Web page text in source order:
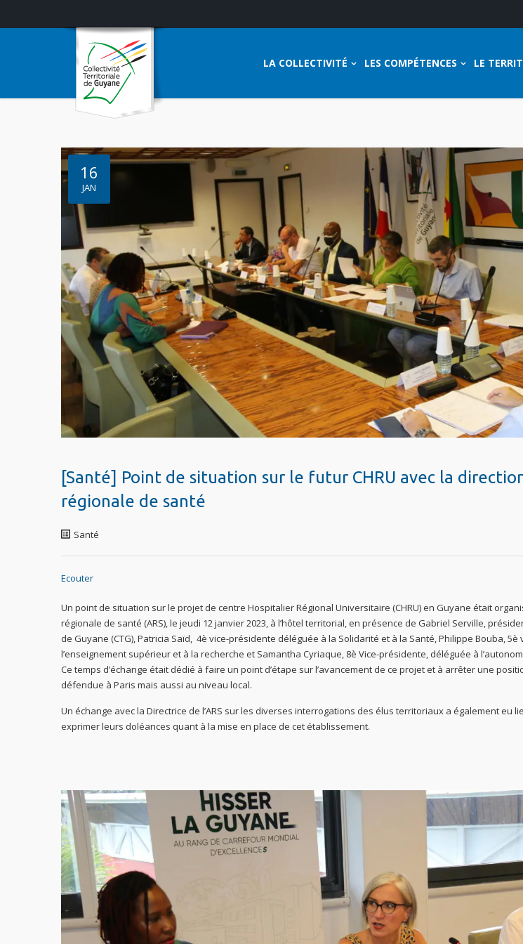
LA COLLECTIVITÉ LES COMPÉTENCES LE
16
JAN
[Santé] Point de situation sur le futur CHRU avec la
régionale de santé
Santé
Ecouter
Un point de situation sur le projet de centre Hospitalier Régional Universitaire (CHRU) en Guyane était
régionale de santé (ARS), le jeudi 12 janvier 2023, à l’hôtel territorial, en présence de Gabriel Serville,
de Guyane (CTG), Patricia Saïd, 4è vice-présidente déléguée à la Solidarité et à la Santé, Philippe Bouba,
l’enseignement supérieur et à la recherche et Samantha Cyriaque, 8è Vice-présidente, déléguée à
Ce temps d’échange était dédié à faire un point d’étape sur l’avancement de ce projet et à arrêter une
défendue à Paris mais aussi au niveau local.
Un échange avec la Directrice de l’ARS sur les diverses interrogations des élus territoriaux a également eu
exprimer leurs doléances quant à la mise en place de cet établissement.